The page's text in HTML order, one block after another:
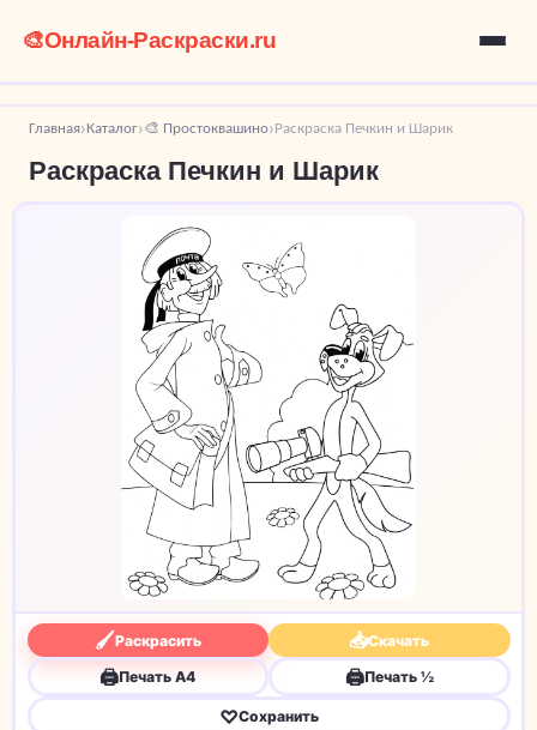
🎨Онлайн-Раскраски.ru
Главная›Каталог›🎨 Простоквашино›Раскраска Печкин и Шарик
Раскраска Печкин и Шарик
🖌Раскрасить 📥Скачать
🖨Печать A4 🖨Печать ½
♡Сохранить